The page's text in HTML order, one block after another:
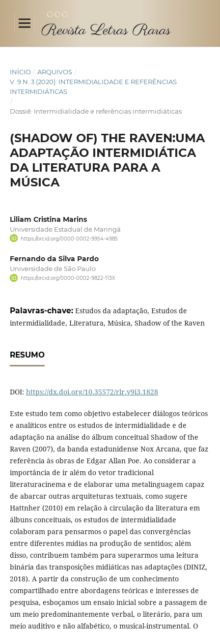
INÍCIO / ARQUIVOS /
V. 9 N. 3 (2020): INTERMIDIALIDADE E REFERÊNCIAS
INTERMIDIÁTICAS
/
Dossiê: Intermidialidade e referências intermidiáticas
(SHADOW OF) THE RAVEN:UMA
ADAPTAÇÃO INTERMIDIÁTICA
DA LITERATURA PARA A
MÚSICA
Liliam Cristina Marins
Universidade Estadual de Maringá
https://orcid.org/0000-0002-9954-4985
Fernando da Silva Pardo
Universidade de São Paulo
https://orcid.org/0000-0002-9822-113X
Palavras-chave: Estudos da adaptação, Estudos de
intermidialidade, Literatura, Música, Shadow of the Raven
RESUMO
DOI: https://dx.doi.org/10.35572/rlr.v9i3.1828
Este estudo tem como objetivo estabelecer diálogos teóricos
e analíticos entre os estudos de intermidialidade e de
adaptação na análise do álbum conceitual Shadow of the
Raven (2007), da banda estadunidense Nox Arcana, que faz
referência às obras de Edgar Allan Poe. Ao considerar a
importância de ir além do vetor tradicional
literaturacinema e de elaborar uma metalinguagem capaz
de abarcar outras arquiteturas textuais, como sugere
Hattnher (2010) em relação à circulação da literatura em
álbuns conceituais, os estudos de intermidialidade
colaboram para pensarmos o papel das convergências
entre diferentes mídias na produção de sentidos; além
disso, contribuem também para superarmos uma leitura
binária das transposições midiáticas nas adaptações (DINIZ,
2018). A partir da construção de um conhecimento
compartilhado entre abordagens teóricas e interesses de
pesquisa, esboçamos um ensaio inicial sobre a passagem de
um meio predominantemente verbal, o literário, para um
meio auditivo e não alfabético, o musical-instrumental. O